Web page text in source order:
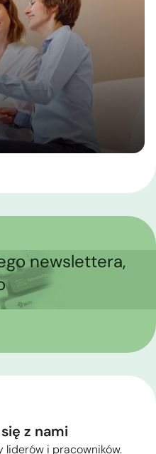
newslettera,
z nami
liderów i pracowników.